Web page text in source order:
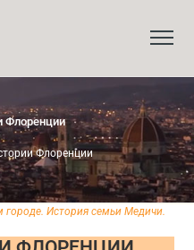
Флоренции
Флоренции
История семьи Медичи.